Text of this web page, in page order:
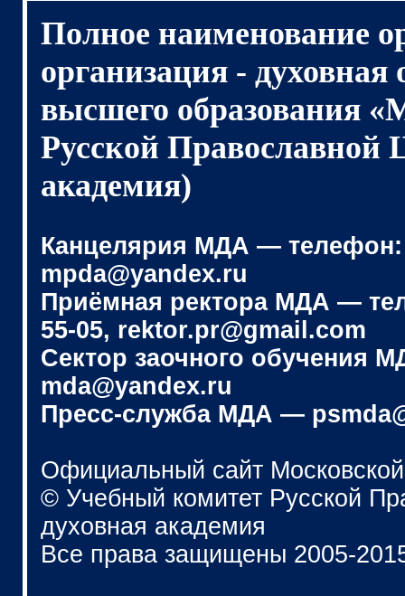
Полное наименование
организация - духовная
высшего образования
Русской Православной
академия)
Канцелярия МДА — телефон:
mpda@yandex.ru
Приёмная ректора МДА —
55-05, rektor.pr@gmail.com
Сектор заочного обучения
mda@yandex.ru
Пресс-служба МДА —
Официальный сайт
© Учебный комитет Русской
духовная академия
Все права защищены 2005-